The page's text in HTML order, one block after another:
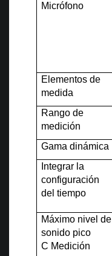
Micrófono
Elementos de
medida
Rango de
medición
Gama dinámica
Integrar la
configuración
del tiempo
Máximo nivel de
sonido pico
C Medición